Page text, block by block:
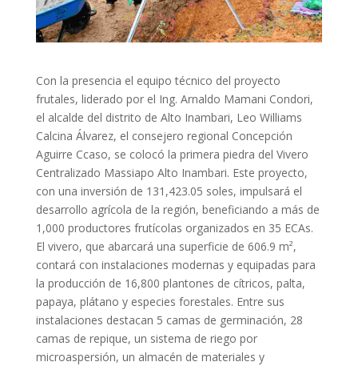
Con la presencia el equipo técnico del proyecto
frutales, liderado por el Ing. Arnaldo Mamani Condori,
el alcalde del distrito de Alto Inambari, Leo Williams
Calcina Álvarez, el consejero regional Concepción
Aguirre Ccaso, se colocó la primera piedra del Vivero
Centralizado Massiapo Alto Inambari. Este proyecto,
con una inversión de 131,423.05 soles, impulsará el
desarrollo agrícola de la región, beneficiando a más de
1,000 productores frutícolas organizados en 35 ECAs.
El vivero, que abarcará una superficie de 606.9 m²,
contará con instalaciones modernas y equipadas para
la producción de 16,800 plantones de cítricos, palta,
papaya, plátano y especies forestales. Entre sus
instalaciones destacan 5 camas de germinación, 28
camas de repique, un sistema de riego por
microaspersión, un almacén de materiales y